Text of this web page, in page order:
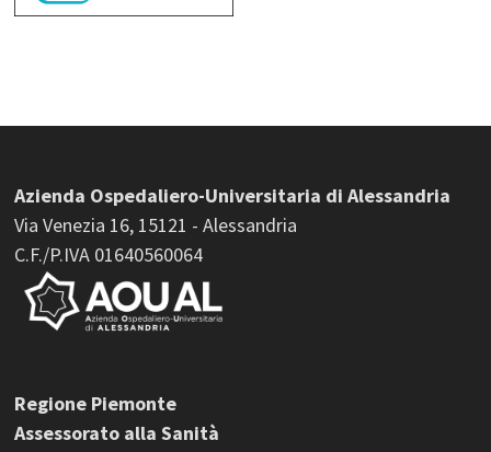
Azienda Ospedaliero-Universitaria di Alessandria
Via Venezia 16, 15121 - Alessandria
C.F./P.IVA 01640560064
Regione Piemonte
Assessorato alla Sanità